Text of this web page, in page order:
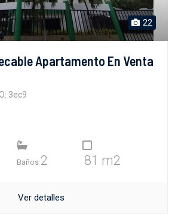
22
Apartamento En Venta
3ec9
Baños 2 81 m2
Ver detalles